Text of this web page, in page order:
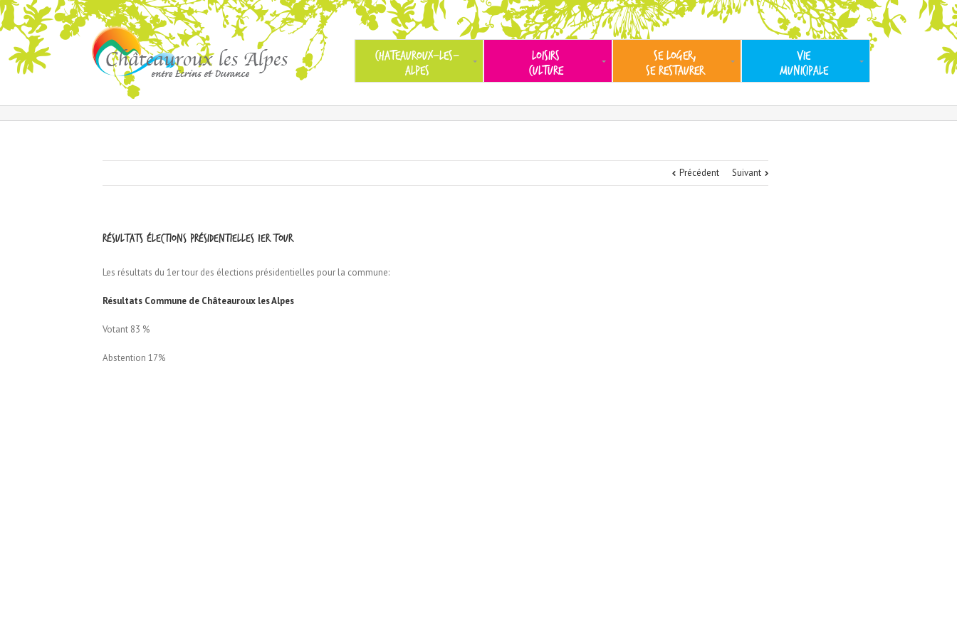
CHATEAUROUX-LES-
ALPES
LOISIRS
CULTURE
SE LOGER,
SE RESTAURER
VIE
MUNICIPALE
Précédent Suivant
Résultats élections présidentielles 1er tour
Les résultats du 1er tour des élections présidentielles pour la commune:
Résultats Commune de Châteauroux les Alpes
Votant 83 %
Abstention 17%